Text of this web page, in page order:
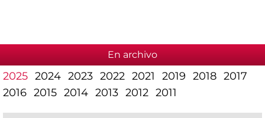
En archivo
2025 2024 2023 2022 2021 2019 2018 2017
2016 2015 2014 2013 2012 2011